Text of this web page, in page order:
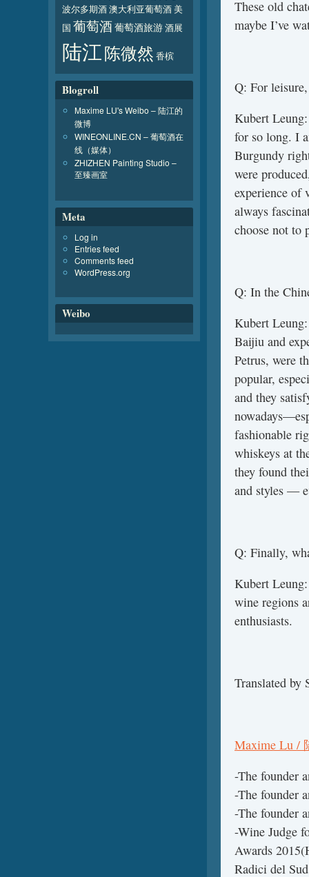
These old
maybe I’ve
Q: For
Kubert
for so long. I
Burgundy
were
experience of
always
choose not to
Q: In the
Kubert
Baijiu and
Petrus, were
popular,
and they
fashionable
whiskeys at
they found
and styles —
Q: Finally,
Kubert
wine regions
enthusiasts.
Translated by
Maxime Lu /
-The founder
-The founder
-The founder
-Wine Judge
Awards
Radici del
波尔多期酒澳大利亚葡萄酒美
国 葡萄酒葡萄酒旅游酒展
陆江陈微然 香槟
Blogroll
Maxime LU's Weibo – 陆江的
微博
WINEONLINE.CN – 葡萄酒在
线（媒体）
ZHIZHEN Painting Studio –
至臻画室
Meta
Log in
Entries feed
Comments feed
WordPress.org
Weibo